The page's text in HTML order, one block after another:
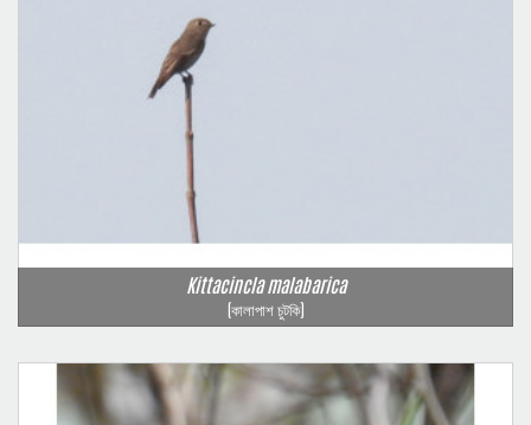
Kittacincla malabarica
(কালাপাশ চুটকি)